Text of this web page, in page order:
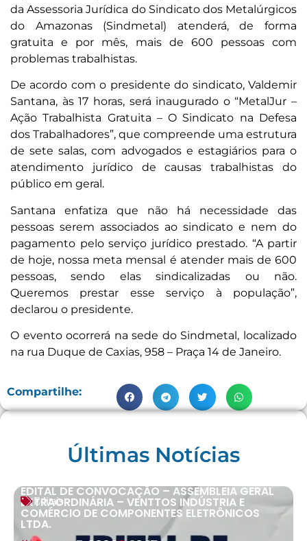
da Assessoria Jurídica do Sindicato dos Metalúrgicos
do Amazonas (Sindmetal) atenderá, de forma
gratuita e por mês, mais de 600 pessoas com
problemas trabalhistas.
De acordo com o presidente do sindicato, Valdemir
Santana, às 17 horas, será inaugurado o “MetalJur –
Ação Trabalhista Gratuita – O Sindicato na Defesa
dos Trabalhadores”, que compreende uma estrutura
de sete salas, com advogados e estagiários para o
atendimento jurídico de causas trabalhistas do
público em geral.
Santana enfatiza que não há necessidade das
pessoas serem associados ao sindicato e nem do
pagamento pelo serviço jurídico prestado. “A partir
de hoje, nossa meta mensal é atender mais de 600
pessoas, sendo elas sindicalizadas ou não.
Queremos prestar esse serviço à população”,
declarou o presidente.
O evento ocorrerá na sede do Sindmetal, localizado
na rua Duque de Caxias, 958 – Praça 14 de Janeiro.
Compartilhe:
Últimas Notícias
Editais
EDITAL DE CONVOCAÇÃO – ASSEMBLEIA GERAL
EXTRAORDINÁRIA – VENTTOS INDÚSTRIA E
COMÉRCIO DE COMPONENTES ELETRÔNICOS
LTDA.